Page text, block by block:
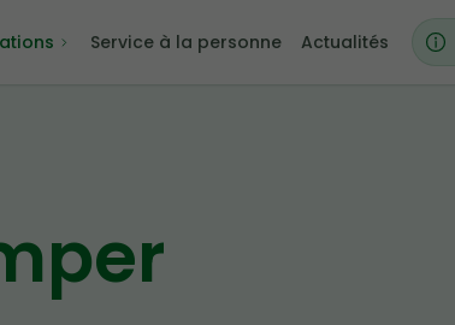
Service à la personne Actualités